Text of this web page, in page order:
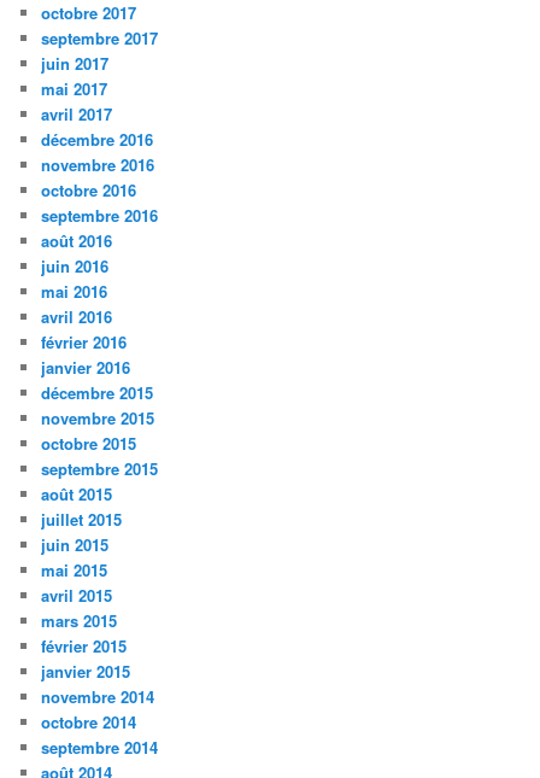
octobre 2017
septembre 2017
juin 2017
mai 2017
avril 2017
décembre 2016
novembre 2016
octobre 2016
septembre 2016
août 2016
juin 2016
mai 2016
avril 2016
février 2016
janvier 2016
décembre 2015
novembre 2015
octobre 2015
septembre 2015
août 2015
juillet 2015
juin 2015
mai 2015
avril 2015
mars 2015
février 2015
janvier 2015
novembre 2014
octobre 2014
septembre 2014
août 2014